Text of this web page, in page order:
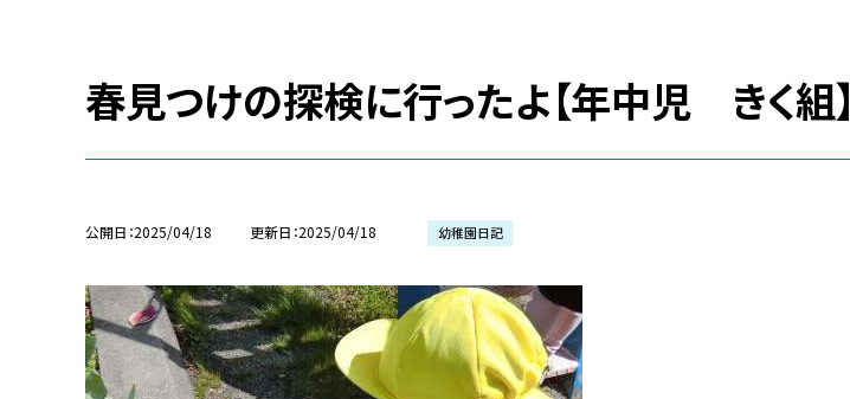
春見つけの探検に行ったよ【年中児 きく組】
公開日 2025/04/18 更新日 2025/04/18 幼稚園日記